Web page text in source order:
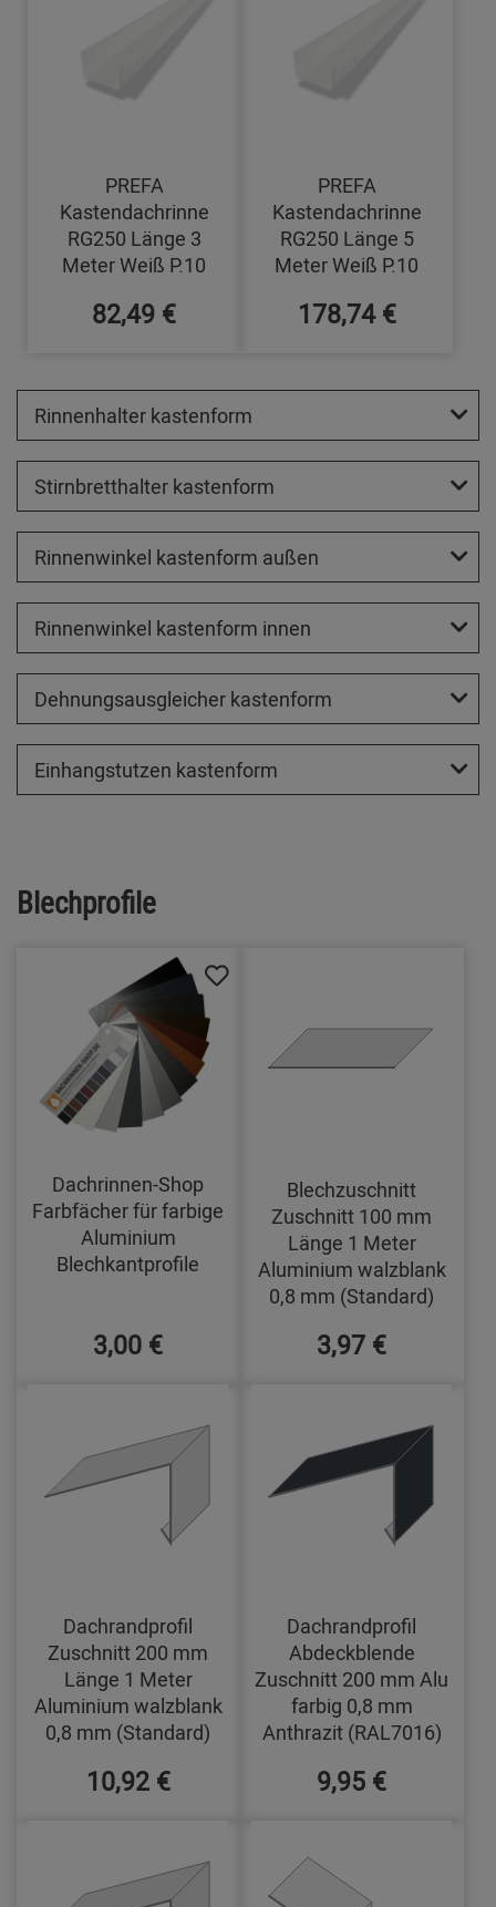
PREFA
Kastendachrinne
RG250 Länge 3
Meter Weiß P.10
82,49 €
PREFA
Kastendachrinne
RG250 Länge 5
Meter Weiß P.10
178,74 €
Rinnenhalter kastenform
Stirnbretthalter kastenform
Rinnenwinkel kastenform außen
Rinnenwinkel kastenform innen
Dehnungsausgleicher kastenform
Einhangstutzen kastenform
Blechprofile
Dachrinnen-Shop
Farbfächer für farbige
Aluminium
Blechkantprofile
3,00 €
Blechzuschnitt
Zuschnitt 100 mm
Länge 1 Meter
Aluminium walzblank
0,8 mm (Standard)
3,97 €
Dachrandprofil
Zuschnitt 200 mm
Länge 1 Meter
Aluminium walzblank
0,8 mm (Standard)
10,92 €
Dachrandprofil
Abdeckblende
Zuschnitt 200 mm Alu
farbig 0,8 mm
Anthrazit (RAL7016)
9,95 €